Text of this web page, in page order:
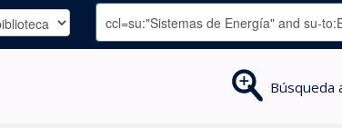
Búsqueda